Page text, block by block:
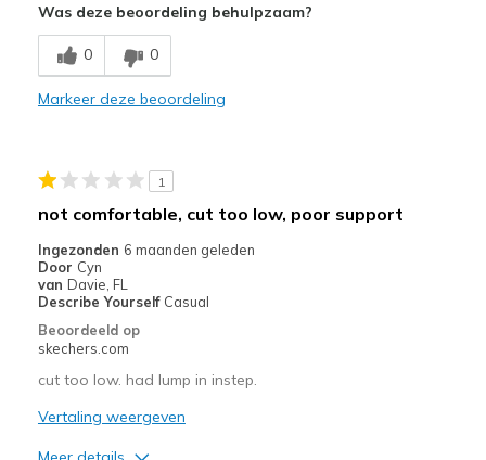
Breathe Well
Comfortable
Beste toepassingen
Width
Sizing
Feels true to size
View On Shoes
Was deze beoordeling behulpzaam?
0 0
Markeer deze beoordeling
1
not comfortable, cut too low, poor support
Ingezonden 6 maanden geleden
Door Cyn
van Davie, FL
Describe Yourself Casual
Beoordeeld op
skechers.com
cut too low. had lump in instep.
Vertaling weergeven